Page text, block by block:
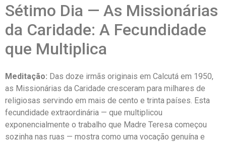
Sétimo Dia — As Missionárias
da Caridade: A Fecundidade
que Multiplica
Meditação: Das doze irmãs originais em Calcutá em 1950,
as Missionárias da Caridade cresceram para milhares de
religiosas servindo em mais de cento e trinta países. Esta
fecundidade extraordinária — que multiplicou
exponencialmente o trabalho que Madre Teresa começou
sozinha nas ruas — mostra como uma vocação genuína e